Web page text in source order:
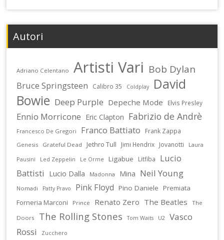
Autori
Adriano Celentano Artisti Vari Bob Dylan
Bruce Springsteen Calibro 35 Coldplay
David
Bowie Deep Purple Depeche Mode Elvis Presley
Ennio Morricone Eric Clapton Fabrizio de Andrè
Francesco De Gregori Franco Battiato Frank Zappa
Genesis Grateful Dead Jethro Tull Jimi Hendrix Jovanotti
Laura
Pausini
Led Zeppelin Le Orme Ligabue Litfiba
Lucio
Battisti
Lucio Dalla Madonna Mina Neil Young
Nomadi Patty Pravo Pink Floyd Pino Daniele
Premiata
Forneria Marconi
Prince Renato Zero The Beatles
The
Doors
The Rolling Stones Tom Waits U2
Vasco
Rossi
Zucchero